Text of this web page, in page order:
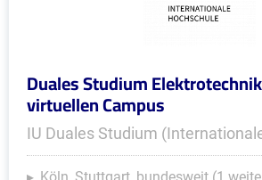
Duales Studium
virtuellen Campus
IU Duales Studium